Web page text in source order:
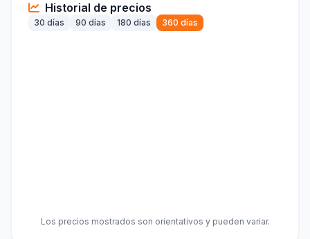
Historial de precios
30 días 90 días 180 días 360 días
Los precios mostrados son orientativos y pueden variar.